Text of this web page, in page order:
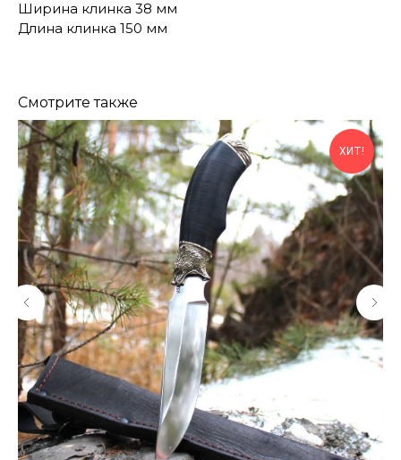
Ширина клинка 38 мм
Длина клинка 150 мм
Смотрите также
ХИТ!
КОНТАКТЫ
Консультации по телефону и онлайн.
Будем рады продемонстрировать вам
нашу продукцию. Позвоните нам или
оставьте запрос на звонок менеджера
для консультации
Адрес:"НОЖИ ПАВЛОВО", 606104,
ул. Восточная, 3Б (самовывоз), г. Павлово,
Нижегородская обл., Россия
ООО "ПТФ" ИНН 6686090373
Часы работы:ПН-ПТ с 09.00 до 17.00
Телефон: +7 (996) 130−131−1
E-mail: info-torg@bk.ru
+7